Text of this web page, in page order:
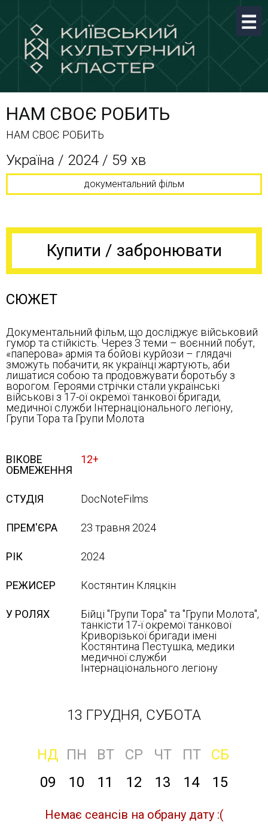
НАМ СВОЄ РОБИТЬ
НАМ СВОЄ РОБИТЬ
Україна / 2024 / 59 хв
документальний фільм
Купити / забронювати
СЮЖЕТ
Документальний фільм, що досліджує військовий
гумор та стійкість. Через 3 теми – воєнний побут,
«паперова» армія та бойові курйози – глядачі
зможуть побачити, як українці жартують, аби
лишатися собою та продовжувати боротьбу з
ворогом. Героями стрічки стали українські
військові з 17-ої окремої танкової бригади,
медичної служби Інтернаціонального легіону,
Групи Тора та Групи Молота
ВІКОВЕ
ОБМЕЖЕННЯ
12+
СТУДІЯ DocNoteFilms
ПРЕМ'ЄРА 23 травня 2024
РІК 2024
РЕЖИСЕР Костянтин Кляцкін
У РОЛЯХ
Бійці "Групи Тора" та "Групи Молота",
танкісти 17-ї окремої танкової
Криворізької бригади імені
Костянтина Пестушка, медики
медичної служби
Інтернаціонального легіону
13 ГРУДНЯ, СУБОТА
НД ПН ВТ СР ЧТ ПТ
СБ
09
10 11 12 13 14 15
Немає сеансів на обрану дату :(